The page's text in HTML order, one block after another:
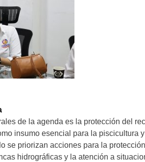
de la agenda es la protección del
insumo esencial para la piscicultura
se priorizan acciones para la
hidrográficas y la atención a